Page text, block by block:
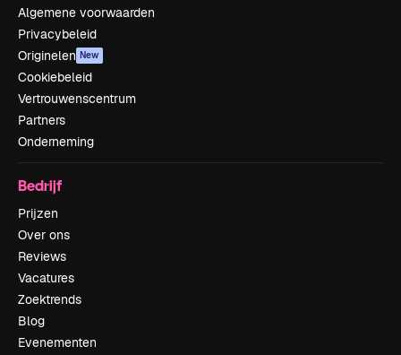
Algemene voorwaarden
Privacybeleid
Originelen New
Cookiebeleid
Vertrouwenscentrum
Partners
Onderneming
Bedrijf
Prijzen
Over ons
Reviews
Vacatures
Zoektrends
Blog
Evenementen